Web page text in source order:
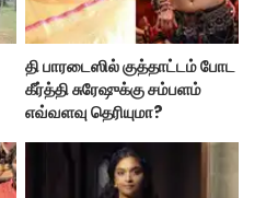
தி பாரடைஸில் குத்தாட்டம் போட
கீர்த்தி சுரேஷுக்கு சம்பளம்
எவ்வளவு தெரியுமா?